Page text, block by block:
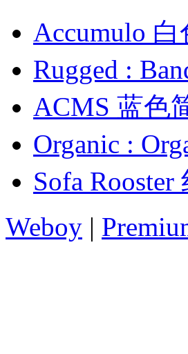
Accumulo
Rugged :
ACMS 蓝色
Organic :
Sofa
Weboy |